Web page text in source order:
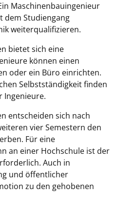
Maschinenbauingenieur
dem Studiengang
weiterqualifizieren.
bietet sich eine
können einen
oder ein Büro einrichten.
Selbstständigkeit finden
Ingenieure.
entscheiden sich nach
vier Semestern den
Für eine
an einer Hochschule ist der
Auch in
und öffentlicher
zu den gehobenen